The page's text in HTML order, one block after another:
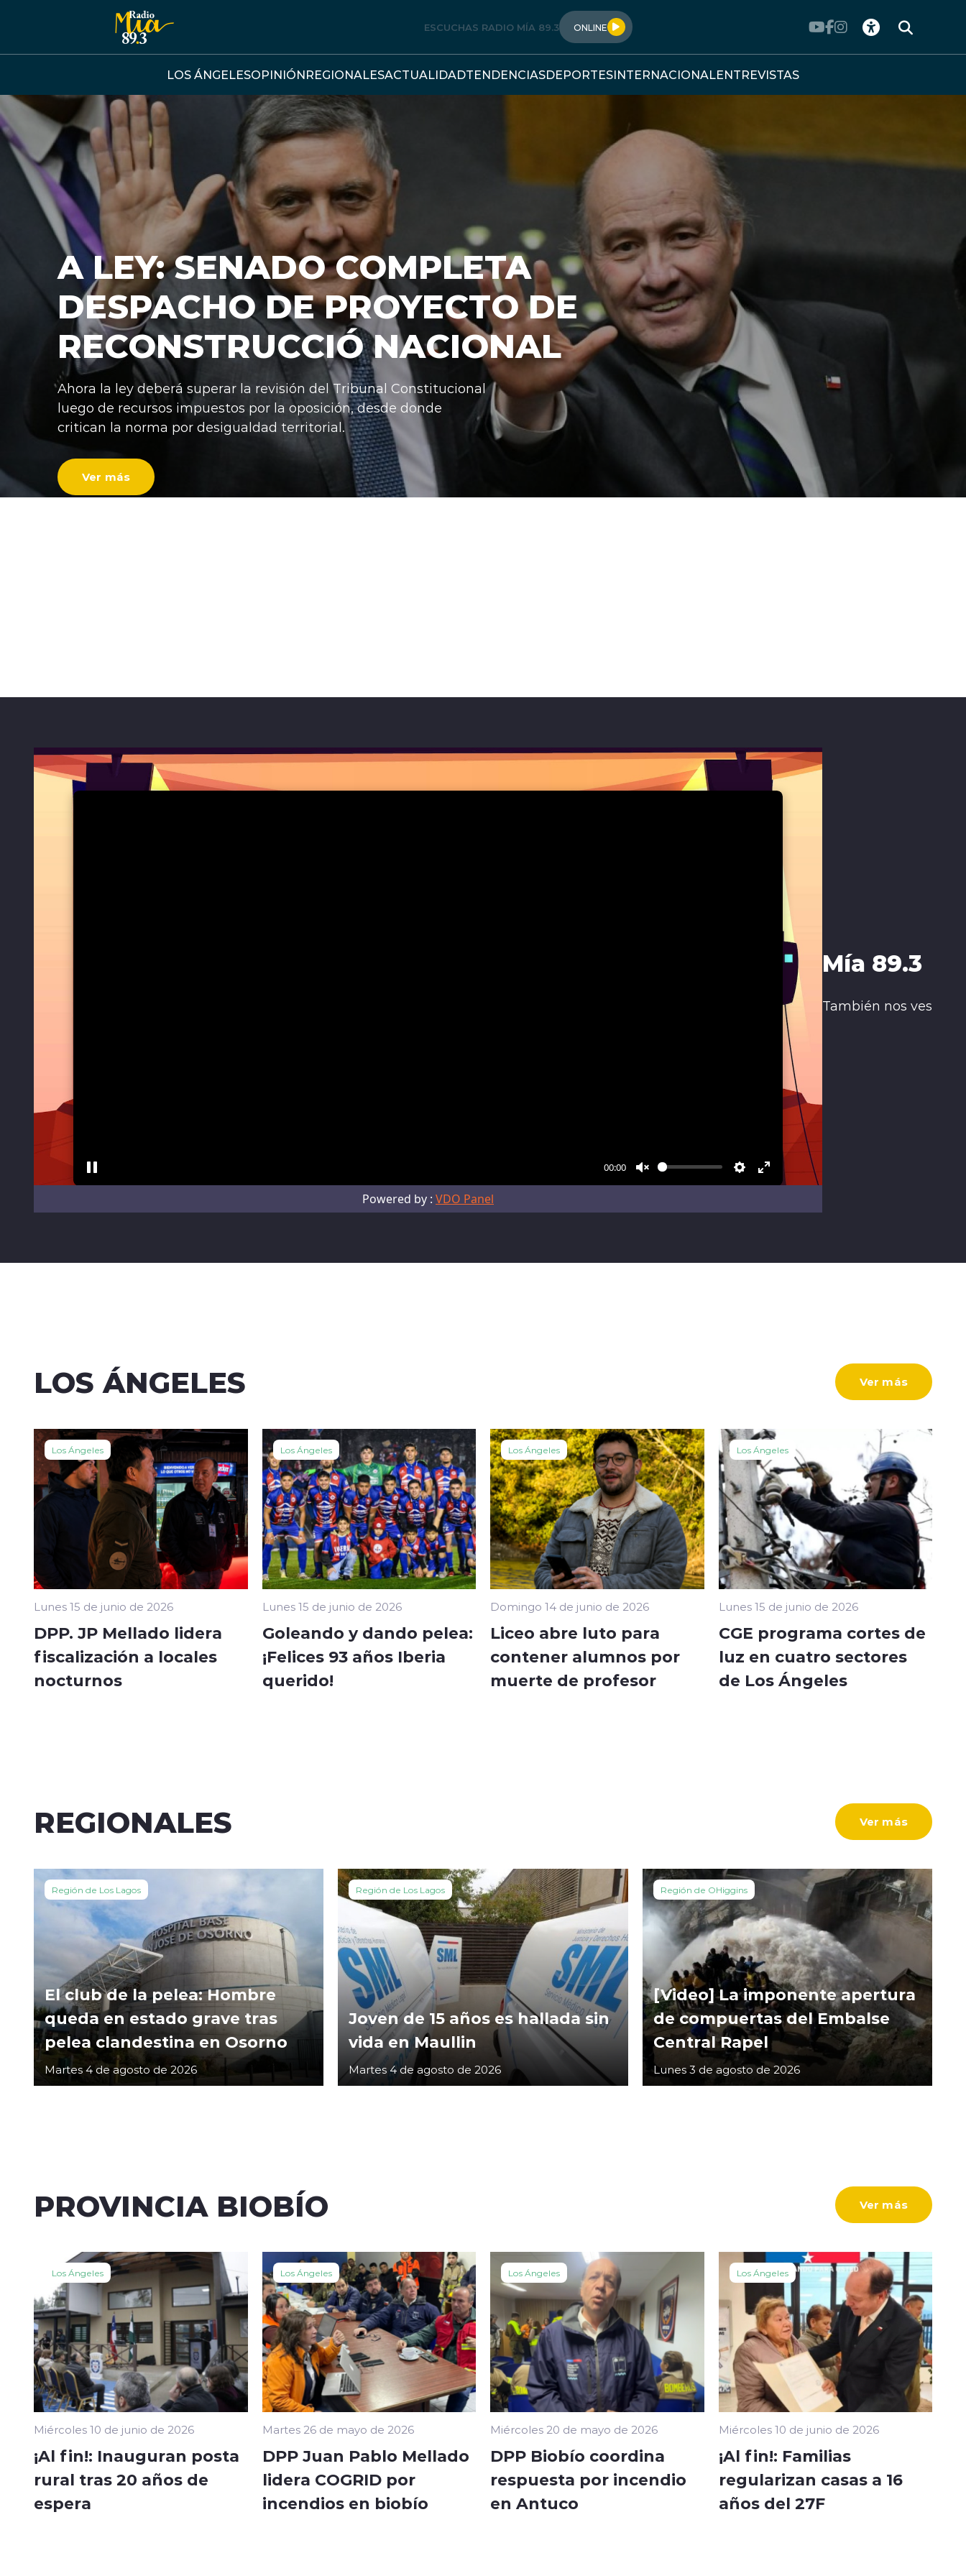
ESCUCHAS RADIO MÍA 89.3 ONLINE
LOS ÁNGELESOPINIÓNREGIONALESACTUALIDADTENDENCIASDEPORTESINTERNACIONALENTREVISTAS
A LEY: SENADO COMPLETA
DESPACHO DE PROYECTO DE
RECONSTRUCCIÓ NACIONAL
Ahora la ley deberá superar la revisión del Tribunal Constitucional
luego de recursos impuestos por la oposición, desde donde
critican la norma por desigualdad territorial.
Ver más
Mía 89.3
También nos ves
LOS ÁNGELES Ver más
Los Ángeles
Lunes 15 de junio de 2026
DPP. JP Mellado lidera
fiscalización a locales
nocturnos
Los Ángeles
Lunes 15 de junio de 2026
Goleando y dando pelea:
¡Felices 93 años Iberia
querido!
Los Ángeles
Domingo 14 de junio de 2026
Liceo abre luto para
contener alumnos por
muerte de profesor
Los Ángeles
Lunes 15 de junio de 2026
CGE programa cortes de
luz en cuatro sectores
de Los Ángeles
REGIONALES Ver más
Región de Los Lagos
El club de la pelea: Hombre
queda en estado grave tras
pelea clandestina en Osorno
Martes 4 de agosto de 2026
Región de Los Lagos
Joven de 15 años es hallada sin
vida en Maullin
Martes 4 de agosto de 2026
Región de OHiggins
[Video] La imponente apertura
de compuertas del Embalse
Central Rapel
Lunes 3 de agosto de 2026
PROVINCIA BIOBÍO Ver más
Los Ángeles
Miércoles 10 de junio de 2026
¡Al fin!: Inauguran posta
rural tras 20 años de
espera
Los Ángeles
Martes 26 de mayo de 2026
DPP Juan Pablo Mellado
lidera COGRID por
incendios en biobío
Los Ángeles
Miércoles 20 de mayo de 2026
DPP Biobío coordina
respuesta por incendio
en Antuco
Los Ángeles
Miércoles 10 de junio de 2026
¡Al fin!: Familias
regularizan casas a 16
años del 27F